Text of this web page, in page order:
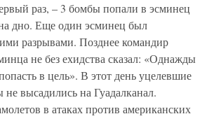
раз, – 3 бомбы попали в эсминец
дно. Еще один эсминец был
разрывами. Позднее командир
не без ехидства сказал: «Однажды
в цель». В этот день уцелевшие
не высадились на Гуадалканал.
в атаках против американских